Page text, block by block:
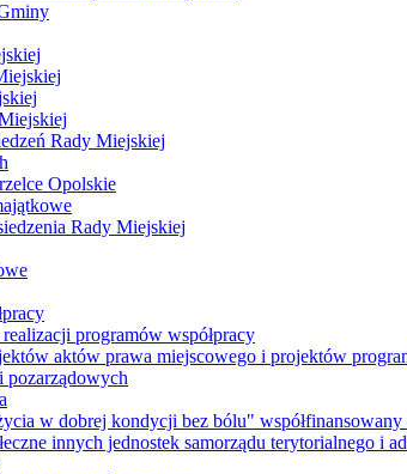
Rady Miejskiej
Opolskie
Rady Miejskiej
programów współpracy
aktów prawa miejscowego i projektów
pozarządowych
w dobrej kondycji bez bólu"
innych jednostek samorządu terytorialnego i